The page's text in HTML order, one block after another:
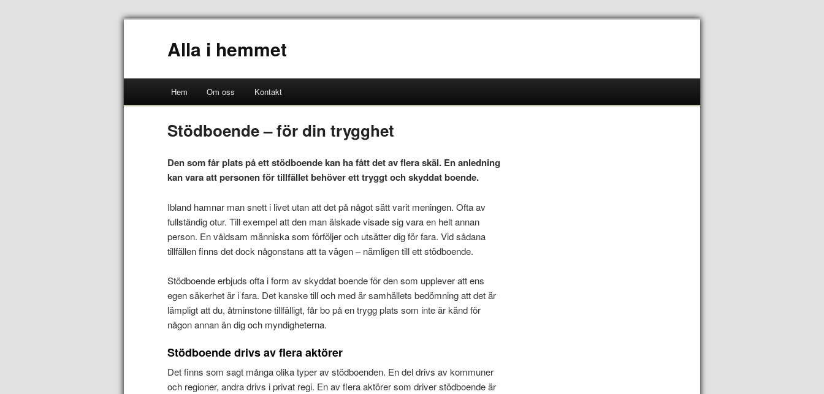
Alla i hemmet
Hem Om oss Kontakt
Stödboende – för din trygghet
Den som får plats på ett stödboende kan ha fått det av flera skäl. En anledning
kan vara att personen för tillfället behöver ett tryggt och skyddat boende.
Ibland hamnar man snett i livet utan att det på något sätt varit meningen. Ofta av
fullständig otur. Till exempel att den man älskade visade sig vara en helt annan
person. En våldsam människa som förföljer och utsätter dig för fara. Vid sådana
tillfällen finns det dock någonstans att ta vägen – nämligen till ett stödboende.
Stödboende erbjuds ofta i form av skyddat boende för den som upplever att ens
egen säkerhet är i fara. Det kanske till och med är samhällets bedömning att det är
lämpligt att du, åtminstone tillfälligt, får bo på en trygg plats som inte är känd för
någon annan än dig och myndigheterna.
Stödboende drivs av flera aktörer
Det finns som sagt många olika typer av stödboenden. En del drivs av kommuner
och regioner, andra drivs i privat regi. En av flera aktörer som driver stödboende är